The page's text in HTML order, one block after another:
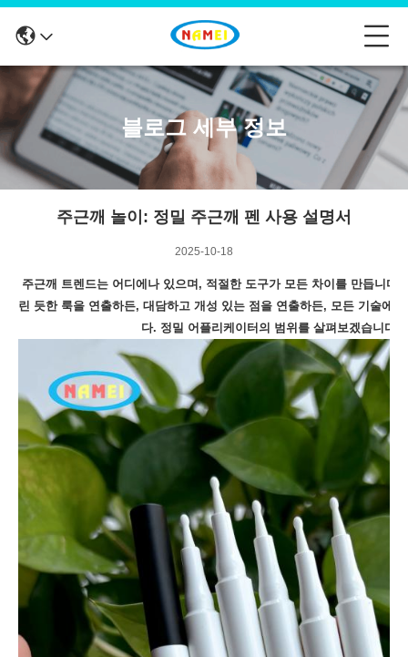
블로그 세부 정보
주근깨 놀이: 정밀 주근깨 펜 사용 설명서
2025-10-18
주근깨 트렌드는 어디에나 있으며, 적절한 도구가 모든 차이를 만듭니다.
린 듯한 룩을 연출하든, 대담하고 개성 있는 점을 연출하든, 모든 기술에
다. 정밀 어플리케이터의 범위를 살펴보겠습니다.